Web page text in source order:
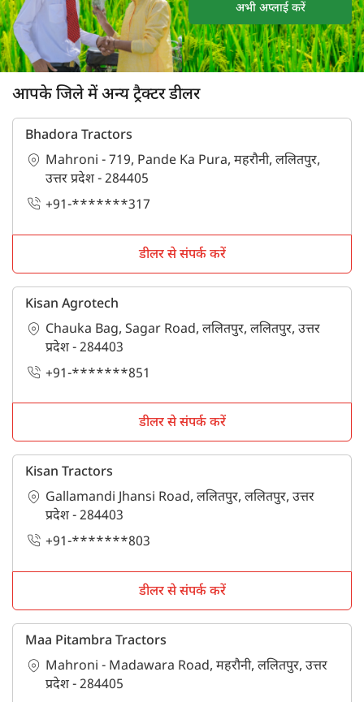
अभी अप्लाई करें
आपके जिले में अन्य ट्रैक्टर डीलर
Bhadora Tractors
Mahroni - 719, Pande Ka Pura, महरौनी, ललितपुर,
उत्तर प्रदेश - 284405
+91-*******317
डीलर से संपर्क करें
Kisan Agrotech
Chauka Bag, Sagar Road, ललितपुर, ललितपुर, उत्तर
प्रदेश - 284403
+91-*******851
डीलर से संपर्क करें
Kisan Tractors
Gallamandi Jhansi Road, ललितपुर, ललितपुर, उत्तर
प्रदेश - 284403
+91-*******803
डीलर से संपर्क करें
Maa Pitambra Tractors
Mahroni - Madawara Road, महरौनी, ललितपुर, उत्तर
प्रदेश - 284405